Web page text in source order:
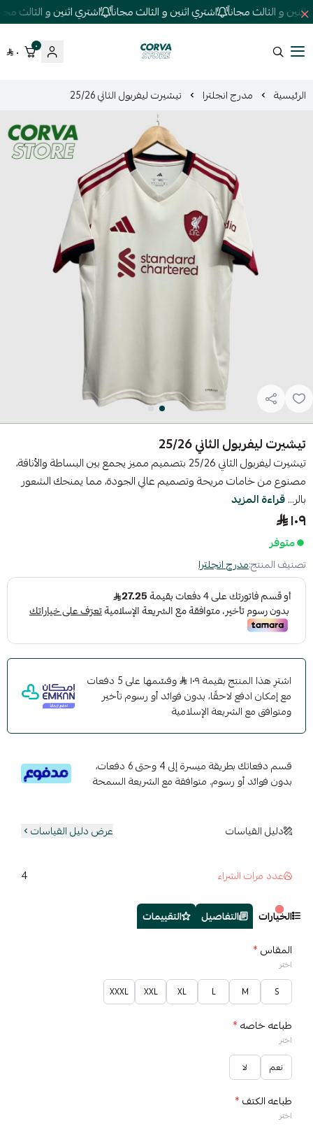
و الثالث مجاناً اشتري اثنين و الثالث مجاناً اشتري اثنين و الثالث مجاناً
كورفا ستور
٠ ٠
الرئيسية مدرج انجلترا تيشيرت ليفربول الثاني 25/26
تيشيرت ليفربول الثاني 25/26
تيشيرت ليفربول الثاني 25/26 بتصميم مميز يجمع بين البساطة والأناقة،
مصنوع من خامات مريحة وتصميم عالي الجودة، مما يمنحك الشعور
بالر...قراءة المزيد
١٠٩
متوفر
تصنيف المنتج:مدرج انجلترا
اشترِ هذا المنتج بقيمة ١٠٩
وقسّمها على 5 دفعات
مع إمكان ادفع لاحقًا، بدون فوائد أو رسوم تأخير
ومتوافق مع الشريعة الإسلامية
قسم دفعاتك بطريقة ميسرة إلى 4 وحتى 6 دفعات،
بدون فوائد أو رسوم. متوافقة مع الشريعة السمحة
دليل القياسات عرض دليل القياسات
عدد مرات الشراء 4
الخيارات التفاصيل
التقييمات
المقاس*
اختر
S
M
L
XL
XXL
XXXL
طباعه خاصه*
اختر
نعم لا
طباعه الكتف*
اختر